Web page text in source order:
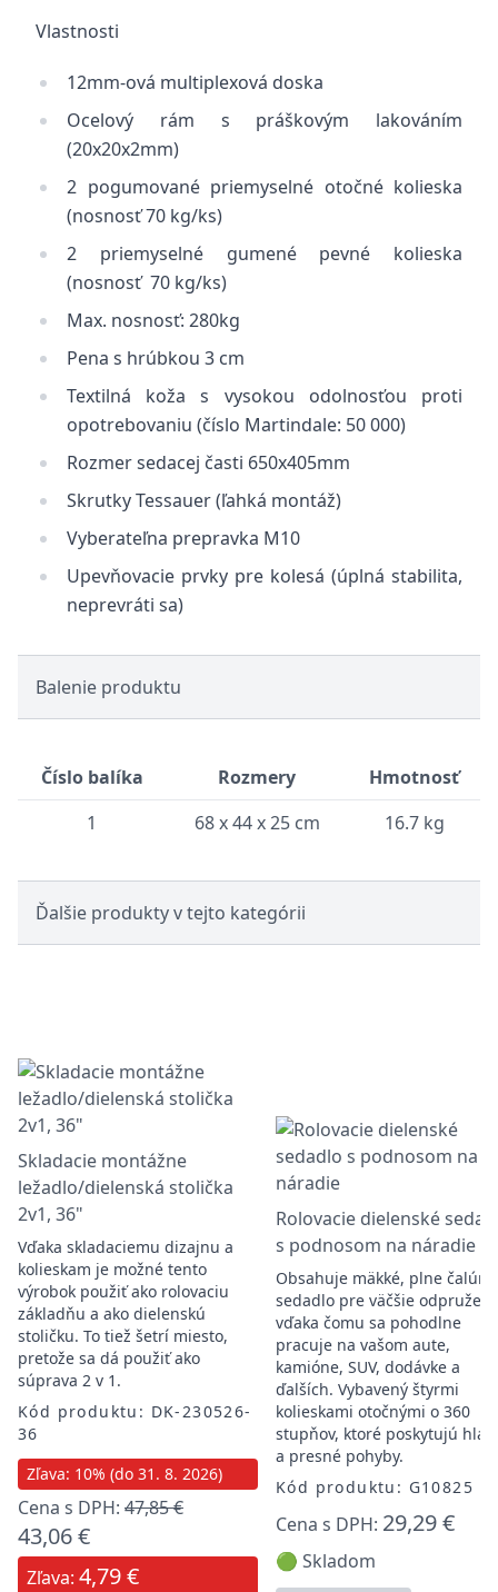
Vlastnosti
12mm-ová multiplexová doska
Ocelový rám s práškovým lakováním
(20x20x2mm)
2 pogumované priemyselné otočné kolieska
(nosnosť 70 kg/ks)
2 priemyselné gumené pevné kolieska
(nosnosť 70 kg/ks)
Max. nosnosť: 280kg
Pena s hrúbkou 3 cm
Textilná koža s vysokou odolnosťou proti
opotrebovaniu (číslo Martindale: 50 000)
Rozmer sedacej časti 650x405mm
Skrutky Tessauer (ľahká montáž)
Vyberateľna prepravka M10
Upevňovacie prvky pre kolesá (úplná stabilita,
neprevráti sa)
Balenie produktu
Číslo balíka Rozmery
Hmotnosť
1
68 x 44 x 25 cm 16.7 kg
Ďalšie produkty v tejto kategórii
Skladacie montážne
ležadlo/dielenská stolička
2v1, 36"
Vďaka skladaciemu dizajnu a
kolieskam je možné tento
výrobok použiť ako rolovaciu
základňu a ako dielenskú
stoličku. To tiež šetrí miesto,
pretože sa dá použiť ako
súprava 2 v 1.
Kód produktu: DK-230526-
36
Zľava: 10% (do 31. 8. 2026)
Cena s DPH: 47,85 €
43,06 €
Zľava: 4,79 €
Rolovacie dielenské
s podnosom na náradie
Obsahuje mäkké, plne
sedadlo pre väčšie
vďaka čomu sa pohodlne
pracuje na vašom aute,
kamióne, SUV, dodávke a
ďalších. Vybavený štyrmi
kolieskami otočnými o 360
stupňov, ktoré poskytujú
a presné pohyby.
Kód produktu: G10825
Cena s DPH: 29,29 €
🟢 Skladom